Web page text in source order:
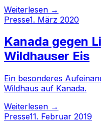
Weiterlesen →
Presse1. März 2020
Kanada gegen
Wildhauser Eis
Ein besonderes
Wildhaus auf Kanada.
Weiterlesen →
Presse11. Februar 2019